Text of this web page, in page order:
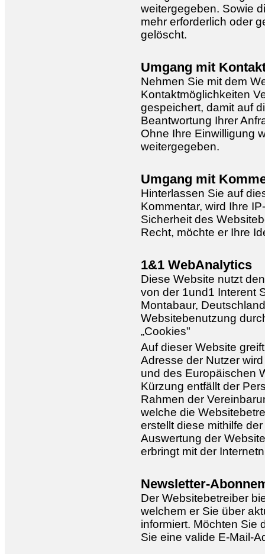
weitergegeben. Sowie
mehr erforderlich oder
gelöscht.
Umgang mit
Nehmen Sie mit dem
Kontaktmöglichkeiten
gespeichert, damit auf
Beantwortung Ihrer
Ohne Ihre Einwilligung
weitergegeben.
Umgang mit
Hinterlassen Sie auf
Kommentar, wird Ihre
Sicherheit des
Recht, möchte er Ihre
1&1 WebAnalytics
Diese Website nutzt
von der 1und1 Interent
Montabaur,
Websitebenutzung
„Cookies"
Auf dieser Website
Adresse der Nutzer
und des Europäischen
Kürzung entfällt der
Rahmen der
welche die
erstellt diese mithilfe
Auswertung der
erbringt mit der
Newsletter-
Der Websitebetreiber
welchem er Sie über
informiert. Möchten Sie
Sie eine valide E-Mail-